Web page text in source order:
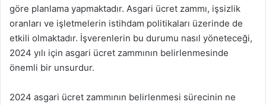
göre planlama yapmaktadır. Asgari ücret zammı, işsizlik
oranları ve işletmelerin istihdam politikaları üzerinde de
etkili olmaktadır. İşverenlerin bu durumu nasıl yöneteceği,
2024 yılı için asgari ücret zammının belirlenmesinde
önemli bir unsurdur.
2024 asgari ücret zammının belirlenmesi sürecinin ne